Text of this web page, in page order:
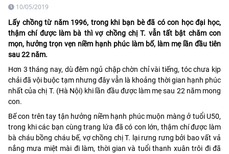
10/05/2019
Lấy chồng từ năm 1996, trong khi bạn bè đã có con học đại học,
thậm chí được làm bà thì vợ chồng chị T. vẫn tất bật chăm con
mọn, hưởng trọn vẹn niềm hạnh phúc làm bố, làm mẹ lần đầu tiên
sau 22 năm.
Hơn 3 tháng nay, dù đêm ngủ chập chờn chỉ vài tiếng, tóc chưa kịp
chải đã vội buộc tạm nhưng đây vẫn là khoảng thời gian hạnh phúc
nhất của chị T. (Hà Nội) khi lần đầu được làm mẹ sau 22 năm mong
con.
Bế con trên tay tận hưởng niềm hạnh phúc muộn màng ở tuổi U50,
trong khi các bạn cùng trang lứa đã có con lớn, thậm chí được làm
bà cháu bồng cháu bế, vợ chồng chị T. lại rưng rưng bởi bao vất vả
nắng mưa miệt mài đi làm, thời gian và tuổi thanh xuân trôi đi đã